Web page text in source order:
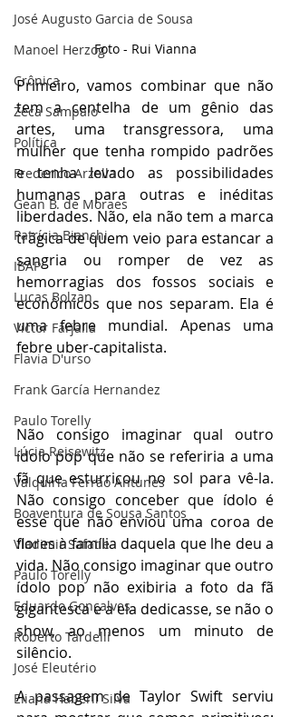
José Augusto Garcia de Sousa
Manoel Herzog
Crônica
Zeca Sampaio
Política
Frederico Arzolla
Gean B. de Moraes
Patrícia Bianchi
IBAP
Lucas Bolzan
Victor Farjalla
Flavia D'urso
Frank García Hernandez
Paulo Torelly
Lúcia Reisewitz
Valquíria Ferrão Antunes
Boaventura de Sousa Santos
Vladimir Safatle
Paulo Torelly
Eduardo Gonçalves
Roberto Tardelli
José Eleutério
Eliana Haberli Silva
Foto - Rui Vianna
Primeiro, vamos combinar que não
tem a centelha de um gênio das
artes, uma transgressora, uma
mulher que tenha rompido padrões
e tenha levado as possibilidades
humanas para outras e inéditas
liberdades. Não, ela não tem a marca
trágica de quem veio para estancar a
sangria ou romper de vez as
hemorragias dos fossos sociais e
econômicos que nos separam. Ela é
uma febre mundial. Apenas uma
febre uber-capitalista.
Não consigo imaginar qual outro
ídolo pop que não se referiria a uma
fã que esturricou no sol para vê-la.
Não consigo conceber que ídolo é
esse que não enviou uma coroa de
flores à família daquela que lhe deu a
vida. Não consigo imaginar que outro
ídolo pop não exibiria a foto da fã
gigantesca e a ela dedicasse, se não o
show, ao menos um minuto de
silêncio.
A passagem de Taylor Swift serviu